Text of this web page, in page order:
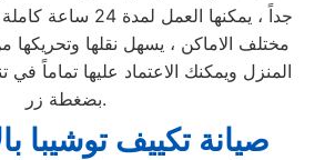
جداً ، يمكنها العمل
مختلف الاماكن ، يسهل نقلها
المنزل ويمكنك الاعتماد عليها تماماً في
بضغطة زر.
صيانة تكييف توشيبا